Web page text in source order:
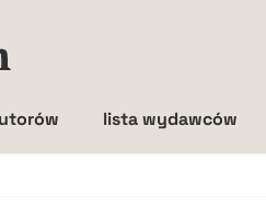
lista wydawców